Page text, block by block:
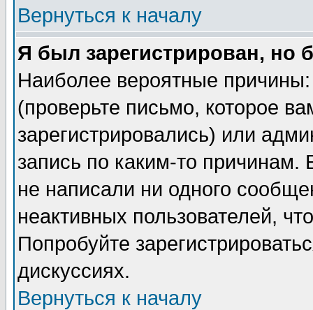
Вернуться к началу
Я был зарегистрирован, но
Наиболее вероятные
(проверьте письмо, которое
зарегистрировались) или
запись по каким-то
не написали ни одного
неактивных пользователей,
Попробуйте
дискуссиях.
Вернуться к началу